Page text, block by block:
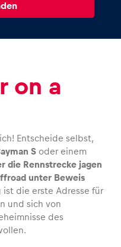
Alle anzeigen
Alle anzeigen
on a
Entscheide selbst,
S oder einem
die Rennstrecke jagen
unter Beweis
ist die erste Adresse für
und sich von
des